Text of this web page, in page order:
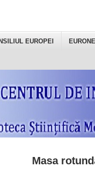
EUROPEI
Masa